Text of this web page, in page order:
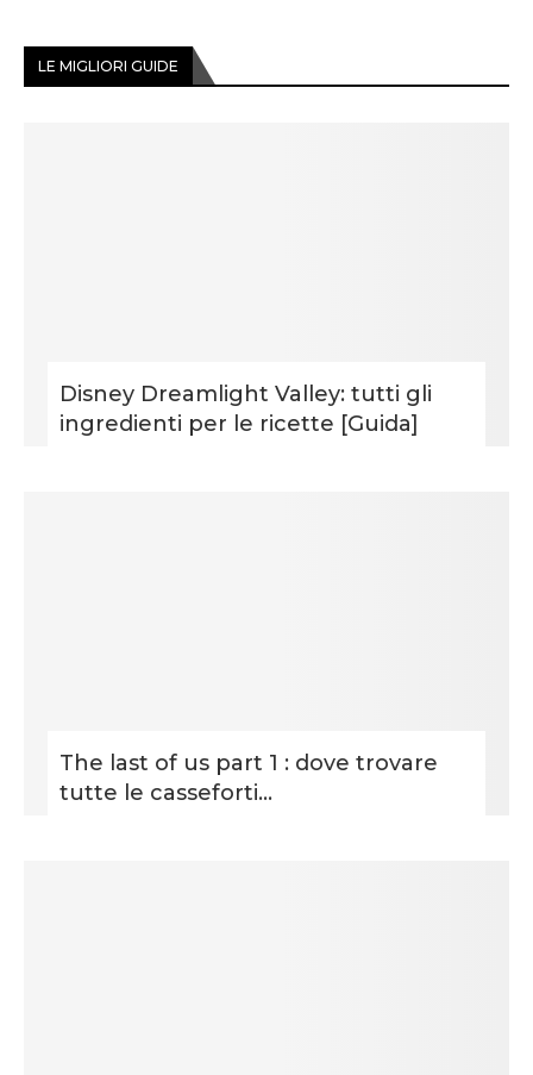
LE MIGLIORI GUIDE
Disney Dreamlight Valley: tutti gli
ingredienti per le ricette [Guida]
The last of us part 1 : dove trovare
tutte le casseforti...